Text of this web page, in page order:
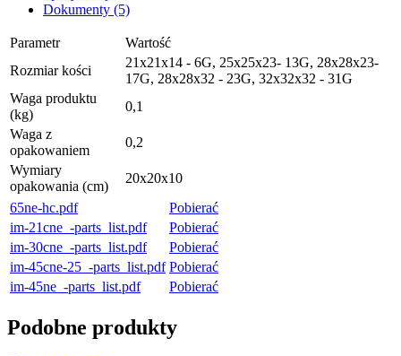
Dokumenty (5)
Parametr
Wartość
Rozmiar kości
21x21x14 - 6G, 25x25x23- 13G, 28x28x23-
17G, 28x28x32 - 23G, 32x32x32 - 31G
Waga produktu
(kg)
0,1
Waga z
opakowaniem
0,2
Wymiary
opakowania (cm)
20x20x10
65ne-hc.pdf
Pobierać
im-21cne_-parts_list.pdf
Pobierać
im-30cne_-parts_list.pdf
Pobierać
im-45cne-25_-parts_list.pdf Pobierać
im-45ne_-parts_list.pdf
Pobierać
Podobne produkty